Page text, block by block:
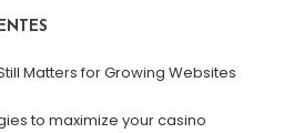
Matters for Growing Websites
to maximize your casino